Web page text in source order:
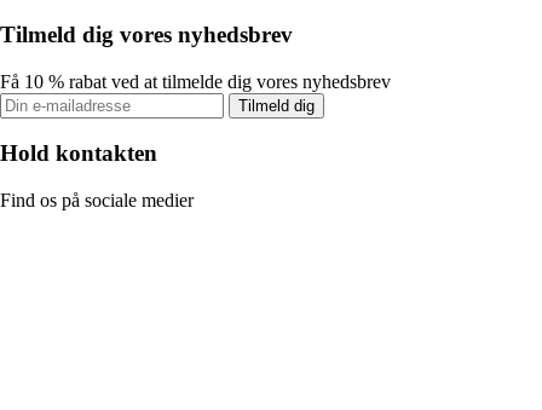
Tilmeld dig vores nyhedsbrev
Få 10 % rabat ved at tilmelde dig vores nyhedsbrev
Tilmeld dig
Hold kontakten
Find os på sociale medier